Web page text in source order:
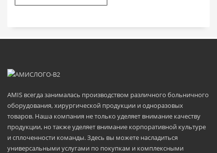
AMIS всегда занималась производством различного больничного
оборудования, хирургической продукции и одноразовых
товаров. Наша компания не только уделяет внимание качеству
продукции, но также уделяет внимание корпоративной культуре
и сплоченности команды. Здесь вы можете насладиться
универсальными услугами по покупкам и комплексными